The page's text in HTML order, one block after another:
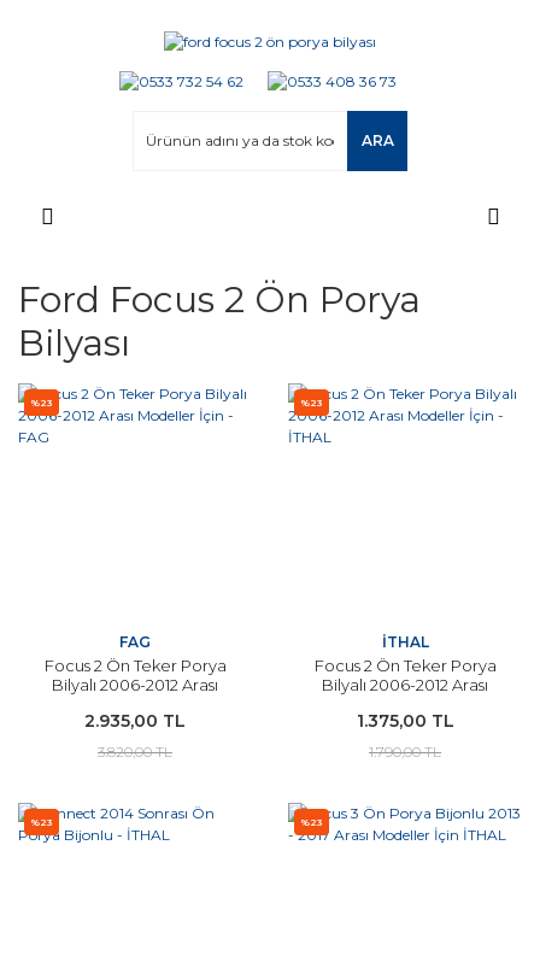
ARA
Ford Focus 2 Ön Porya
Bilyası
%23
FAG
Focus 2 Ön Teker Porya
Bilyalı 2006-2012 Arası
2.935,00 TL
3.820,00 TL
%23
İTHAL
Focus 2 Ön Teker Porya
Bilyalı 2006-2012 Arası
1.375,00 TL
1.790,00 TL
%23 %23